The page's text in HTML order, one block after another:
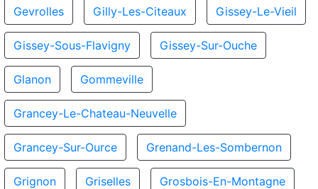
Gevrolles Gilly-Les-Citeaux Gissey-Le-Vieil
Gissey-Sous-Flavigny Gissey-Sur-Ouche
Glanon Gommeville
Grancey-Le-Chateau-Neuvelle
Grancey-Sur-Ource Grenand-Les-Sombernon
Grignon Griselles Grosbois-En-Montagne